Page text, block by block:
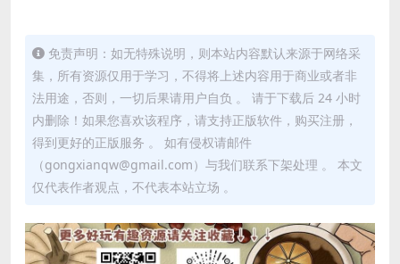
免责声明：如无特殊说明，则本站内容默认来源于网络采
集，所有资源仅用于学习，不得将上述内容用于商业或者非
法用途，否则，一切后果请用户自负 。 请于下载后 24 小时
内删除！如果您喜欢该程序，请支持正版软件，购买注册，
得到更好的正版服务 。 如有侵权请邮件
（gongxianqw@gmail.com）与我们联系下架处理 。 本文
仅代表作者观点，不代表本站立场 。